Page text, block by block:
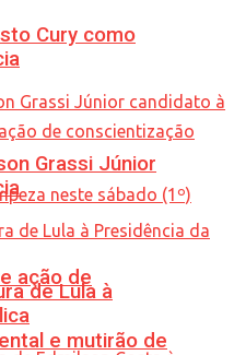
ação de
e mutirão de
Cury como
Grassi Júnior
de Lula à